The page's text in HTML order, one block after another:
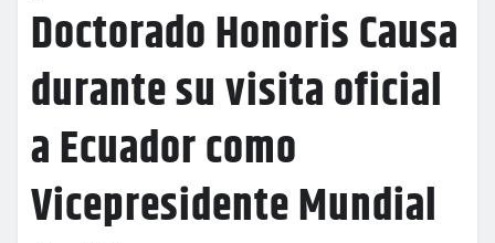
Doctorado Honoris Causa
durante su visita oficial
a Ecuador como
Vicepresidente Mundial